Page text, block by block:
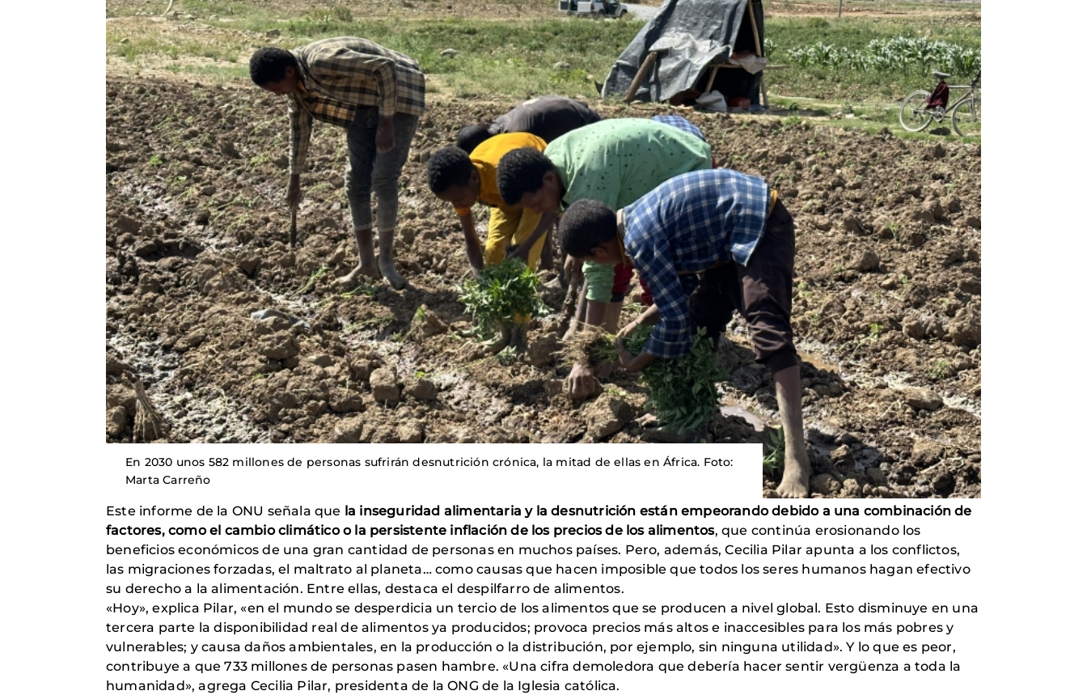
En 2030 unos 582 millones de personas sufrirán desnutrición crónica, la mitad de ellas en África. Foto:
Marta Carreño
Este informe de la ONU señala que la inseguridad alimentaria y la desnutrición están empeorando debido a una combinación de
factores, como el cambio climático o la persistente inflación de los precios de los alimentos, que continúa erosionando los
beneficios económicos de una gran cantidad de personas en muchos países. Pero, además, Cecilia Pilar apunta a los conflictos,
las migraciones forzadas, el maltrato al planeta… como causas que hacen imposible que todos los seres humanos hagan efectivo
su derecho a la alimentación. Entre ellas, destaca el despilfarro de alimentos.
«Hoy», explica Pilar, «en el mundo se desperdicia un tercio de los alimentos que se producen a nivel global. Esto disminuye en una
tercera parte la disponibilidad real de alimentos ya producidos; provoca precios más altos e inaccesibles para los más pobres y
vulnerables; y causa daños ambientales, en la producción o la distribución, por ejemplo, sin ninguna utilidad». Y lo que es peor,
contribuye a que 733 millones de personas pasen hambre. «Una cifra demoledora que debería hacer sentir vergüenza a toda la
humanidad», agrega Cecilia Pilar, presidenta de la ONG de la Iglesia católica.